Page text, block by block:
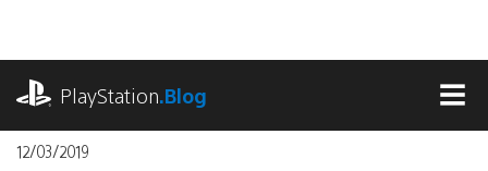
o
conteúdoPlayStation.Blog
12/03/2019